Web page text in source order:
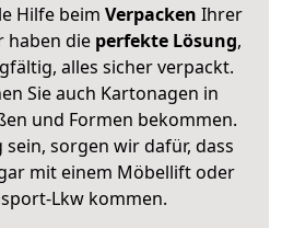
Hilfe beim Verpacken Ihrer
haben die perfekte Lösung,
alles sicher verpackt.
Sie auch Kartonagen in
und Formen bekommen.
sorgen wir dafür, dass
mit einem Möbellift oder
Lkw kommen.